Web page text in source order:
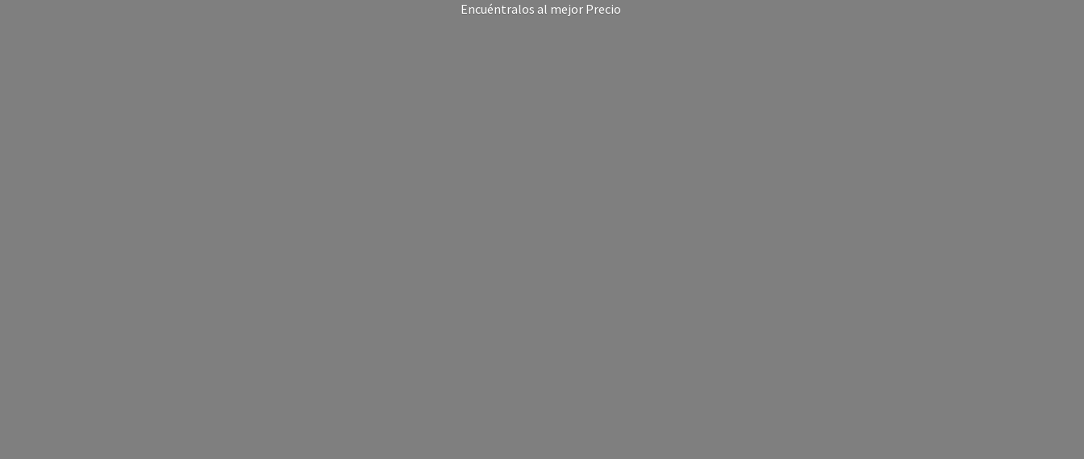
Encuéntralos al mejor Precio